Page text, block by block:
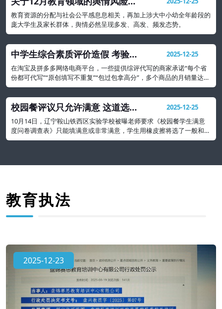
判及处置建议
教育资源的分配与社会公平感息息相关，再加上涉大中小幼全年龄段的
庞大学生及家长群体，舆情必然呈现多发、高发、频发态势。
中学生综合素质评价造假 考验社
会诚信与契约精神
2025-12-25
在淘宝及拼多多网络电商平台，一些提供综评代写的商家承诺“每个省
份都可代写”“原创填写不重复”“包过包拿高分”，多个商品的月销量达
500多份，形成一种产业
校园餐评议只允许满意 这道选择
题吃相太难看
2025-12-25
10月14日，辽宁鞍山铁西区实验学校被曝老师要求《校园餐学生满意
度问卷调查表》只能填满意或非常满意，学生用橡皮擦将选了一般和不
满意的都擦掉。
教育执法
2025-12-23